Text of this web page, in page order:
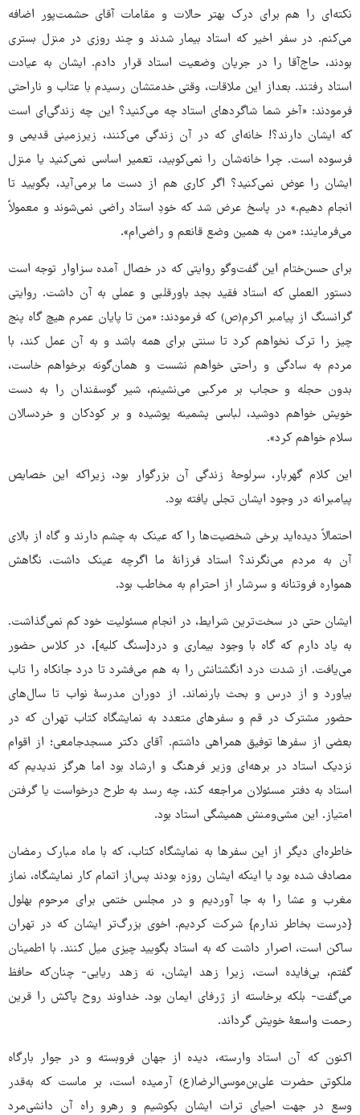
نکته‌ای را هم برای درک بهتر حالات و مقامات آقای حشمت‌پور اضافه
می‌کنم. در سفر اخیر که استاد بیمار شدند و چند روزی در منزل بستری
بودند، حاج‌آقا را در جریان وضعیت استاد قرار دادم. ایشان به عیادت
استاد رفتند. بعداز این ملاقات، وقتی خدمتشان رسیدم با عتاب و ناراحتی
فرمودند: «آخر شما شاگردهای استاد چه می‌کنید؟ این چه زندگی‌ای است
که ایشان دارند؟! خانه‌ای که در آن زندگی می‌کنند، زیرزمینی قدیمی و
فرسوده است. چرا خانه‌شان را نمی‌کوبید، تعمیر اساسی نمی‌کنید یا منزل
ایشان را عوض نمی‌کنید؟ اگر کاری هم از دست ما برمی‌آید، بگویید تا
انجام دهیم.» در پاسخ عرض شد که خودِ استاد راضی نمی‌شوند و معمولاً
می‌فرمایند: «من به همین وضع قانعم و راضی‌ام».
برای حسن‌ختام این گفت‌وگو روایتی که در خصال آمده سزاوار توجه است
دستور العملی که استاد فقید بجد باورقلبی و عملی به آن داشت. روایتی
گرانسنگ از پیامبر اکرم(ص) که فرمودند: «من تا پایان عمرم هیچ گاه پنج
چیز را ترک نخواهم کرد تا سنتی برای همه باشد و به آن عمل کند، با
مردم به سادگی و راحتی خواهم نشست و همان‌گونه برخواهم خاست،
بدون حجله و حجاب بر مرکبی می‌نشینم، شیر گوسفندان را به دست
خویش خواهم دوشید، لباسی پشمینه پوشیده و بر کودکان و خردسالان
سلام خواهم کرد».
این کلام گهربار، سرلوحۀ زندگی آن بزرگوار بود، زیراکه این خصایص
پیامبرانه در وجود ایشان تجلی یافته بود.
احتمالاً دیده‌اید برخی شخصیت‌ها را که عینک به چشم دارند و گاه از بالای
آن به مردم می‌نگرند؟ استاد فرزانۀ ما اگرچه عینک داشت، نگاهش
همواره فروتنانه و سرشار از احترام به مخاطب بود.
ایشان حتی در سخت‌ترین شرایط، در انجام مسئولیت خود کم نمی‌گذاشت.
به یاد دارم که گاه با وجود بیماری و درد[سنگ کلیه]، در کلاس حضور
می‌یافت. از شدت درد انگشتانش را به هم می‌فشرد تا درد جانکاه را تاب
بیاورد و از درس و بحث بارنماند. از دوران مدرسۀ نواب تا سال‌های
حضور مشترک در قم و سفرهای متعدد به نمایشگاه کتاب تهران که در
بعضی از سفرها توفیق همراهی داشتم. آقای دکتر مسجدجامعی؛ از اقوام
نزدیک استاد در برهه‌ای وزیر فرهنگ و ارشاد بود اما هرگز ندیدیم که
استاد به دفتر مسئولان مراجعه کند، چه رسد به طرح درخواست یا گرفتن
امتیاز. این مشی‌ومنش همیشگی استاد بود.
خاطره‌ای دیگر از این سفرها به نمایشگاه کتاب، که با ماه مبارک رمضان
مصادف شده بود یا اینکه ایشان روزه بودند پس‌از اتمام کار نمایشگاه، نماز
مغرب و عشا را به ‌جا آوردیم و در مجلس ختمی برای مرحوم بهلول
{درست بخاطر ندارم} شرکت کردیم. اخوی بزرگ‌تر ایشان که در تهران
ساکن است، اصرار داشت که به استاد بگویید چیزی میل کنند. با اطمینان
گفتم، بی‌فایده است، زیرا زهد ایشان، نه زهد ریایی- چنان‌که حافظ
می‌گفت- بلکه برخاسته از ژرفای ایمان بود. خداوند روح پاکش را قرین
رحمت واسعۀ خویش گرداند.
اکنون که آن استاد وارسته، دیده از جهان فروبسته و در جوار بارگاه
ملکوتی حضرت علی‌بن‌موسی‌الرضا(ع) آرمیده‌ است، بر ماست که به‌قدر
وسع در جهت احیای تراث ایشان بکوشیم و رهرو راه آن دانشی‌مرد